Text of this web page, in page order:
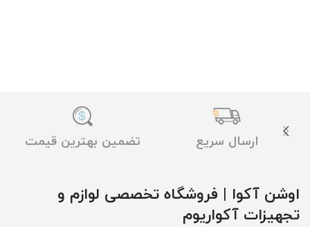
ارسال سریع تضمین بهترین قیمت
اوشن آکوا | فروشگاه تخصصی لوازم و
تجهیزات آکواریوم